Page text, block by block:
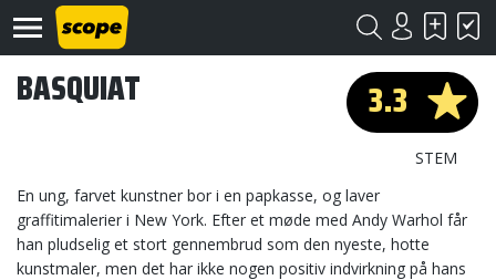
Om
Scope
3.3
STEM
BASQUIAT
En ung, farvet kunstner bor i en papkasse, og laver
graffitimalerier i New York. Efter et møde med Andy Warhol får
han pludselig et stort gennembrud som den nyeste, hotte
kunstmaler, men det har ikke nogen positiv indvirkning på hans